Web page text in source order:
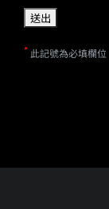
* 此記號為必填欄位